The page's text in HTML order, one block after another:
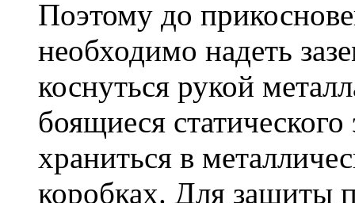
Поэтому до
необходимо надеть
коснуться рукой
боящиеся
храниться в
коробках. Для защиты